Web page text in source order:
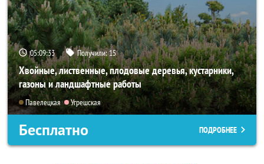
05:09:32 Получили:15
Хвойные, лиственные, плодовые деревья, кустарники,
газоны и ландшафтные работы
Павелецкая Угрешская
Бесплатно ПОДРОБНЕЕ